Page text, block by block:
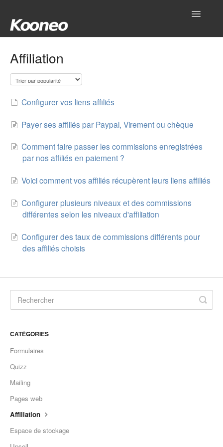
Toggle
Gestionnaire
Outils
Mon compte
Autres
Affiliation
Configurer vos liens affiliés
Payer ses affiliés par Paypal, Virement ou chèque
Comment faire passer les commissions enregistrées
par nos affiliés en paiement ?
Voici comment vos affiliés récupèrent leurs liens affiliés
Configurer plusieurs niveaux et des commissions
différentes selon les niveaux d'affiliation
Configurer des taux de commissions différents pour
des affiliés choisis
CATÉGORIES
Formulaires
Quizz
Mailing
Pages web
Affiliation
Espace de stockage